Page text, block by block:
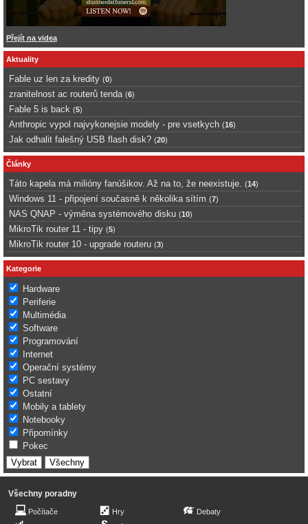
Přejít na videa
Aktuality
Fable uz len za kredity (0)
zranitelnost ac routerů tenda (6)
Fable 5 is back (5)
Anthropic vypol najvykonejsie modely - pre vsetkych (16)
Jak odhalit falešný USB flash disk? (20)
Články
Táto kapela má milióny fanúšikov. Až na to, že neexistuje. (14)
Windows 11 - připojení současně k několika sítím (7)
NAS QNAP - výměna systémového disku (10)
MikroTik router 11 - tipy (5)
MikroTik router 10 - upgrade routeru (3)
Kategorie
Hardware
Periferie
Multimédia
Software
Programování
Internet
Operační systémy
PC sestavy
Ostatní
Mobily a tablety
Notebooky
Připomínky
Pokec
Všechny poradny
Počítače
Hry
Debaty